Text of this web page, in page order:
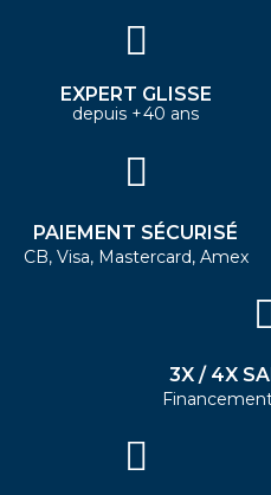
EXPERT GLISSE
depuis +40 ans
PAIEMENT SÉCURISÉ
CB, Visa, Mastercard, Amex
3X / 4X